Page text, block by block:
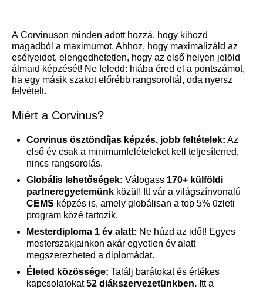
A Corvinuson minden adott hozzá, hogy kihozd
magadból a maximumot. Ahhoz, hogy maximalizáld az
esélyeidet, elengedhetetlen, hogy az első helyen jelöld
álmaid képzését! Ne feledd: hiába éred el a pontszámot,
ha egy másik szakot előrébb rangsoroltál, oda nyersz
felvételt.
Miért a Corvinus?
Corvinus ösztöndíjas képzés, jobb feltételek: Az
első év csak a minimumfelételeket kell teljesítened,
nincs rangsorolás.
Globális lehetőségek: Válogass 170+ külföldi
partneregyetemünk közül! Itt vár a világszínvonalú
CEMS képzés is, amely globálisan a top 5% üzleti
program közé tartozik.
Mesterdiploma 1 év alatt: Ne húzd az időt! Egyes
mesterszakjainkon akár egyetlen év alatt
megszerezheted a diplomádat.
Életed közössége: Találj barátokat és értékes
kapcsolatokat52 diákszervezetünkben. Itt a